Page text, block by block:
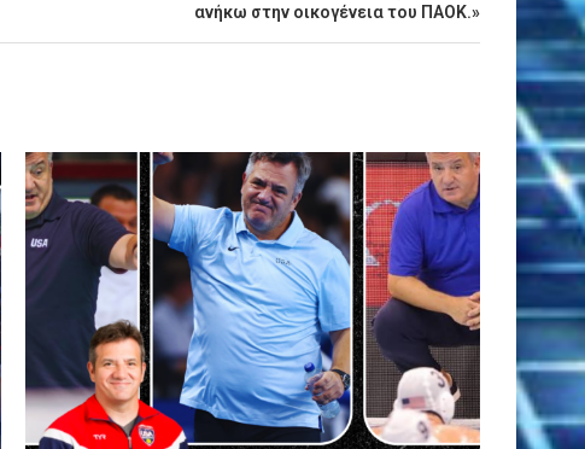
ανήκω στην οικογένεια του ΠΑΟΚ.»